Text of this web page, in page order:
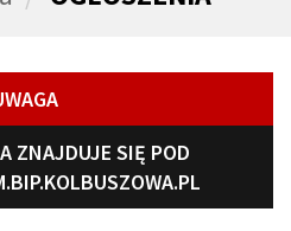
ZNAJDUJE SIĘ POD